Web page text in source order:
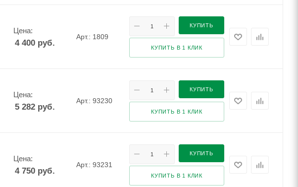
Цена:
4 400руб.
Арт.: 1809
КУПИТЬ
КУПИТЬ В 1 КЛИК
Цена:
5 282руб.
Арт.: 93230
КУПИТЬ
КУПИТЬ В 1 КЛИК
Цена:
4 750руб.
Арт.: 93231
КУПИТЬ
КУПИТЬ В 1 КЛИК